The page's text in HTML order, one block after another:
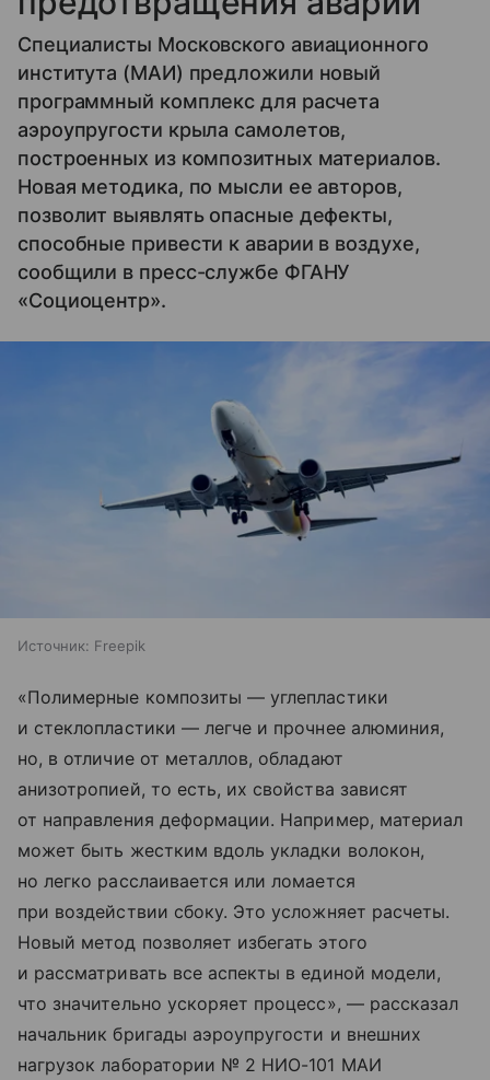
Специалисты Московского авиационного
института (МАИ) предложили новый
программный комплекс для расчета
аэроупругости крыла самолетов,
построенных из композитных материалов.
Новая методика, по мысли ее авторов,
позволит выявлять опасные дефекты,
способные привести к аварии в воздухе,
сообщили в пресс-службе ФГАНУ
«Cоциоцентр».
Источник: Freepik
«Полимерные композиты — углепластики
и стеклопластики — легче и прочнее алюминия,
но, в отличие от металлов, обладают
анизотропией, то есть, их свойства зависят
от направления деформации. Например, материал
может быть жестким вдоль укладки волокон,
но легко расслаивается или ломается
при воздействии сбоку. Это усложняет расчеты.
Новый метод позволяет избегать этого
и рассматривать все аспекты в единой модели,
что значительно ускоряет процесс», — рассказал
начальник бригады аэроупругости и внешних
нагрузок лаборатории № 2 НИО-101 МАИ